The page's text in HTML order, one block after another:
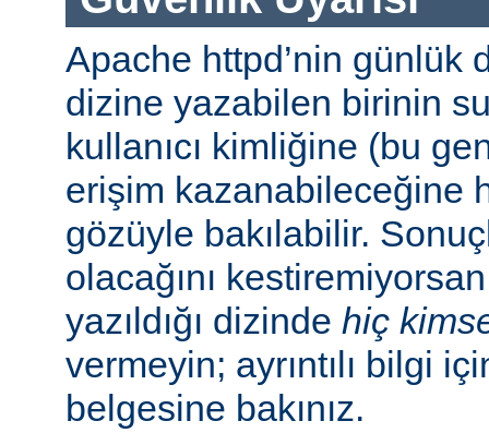
Apache httpd’nin günlük
dizine yazabilen birinin
kullanıcı kimliğine (bu
erişim kazanabileceğine
gözüyle bakılabilir.
olacağını
yazıldığı dizinde hiç
vermeyin; ayrıntılı bilgi
belgesine bakınız.